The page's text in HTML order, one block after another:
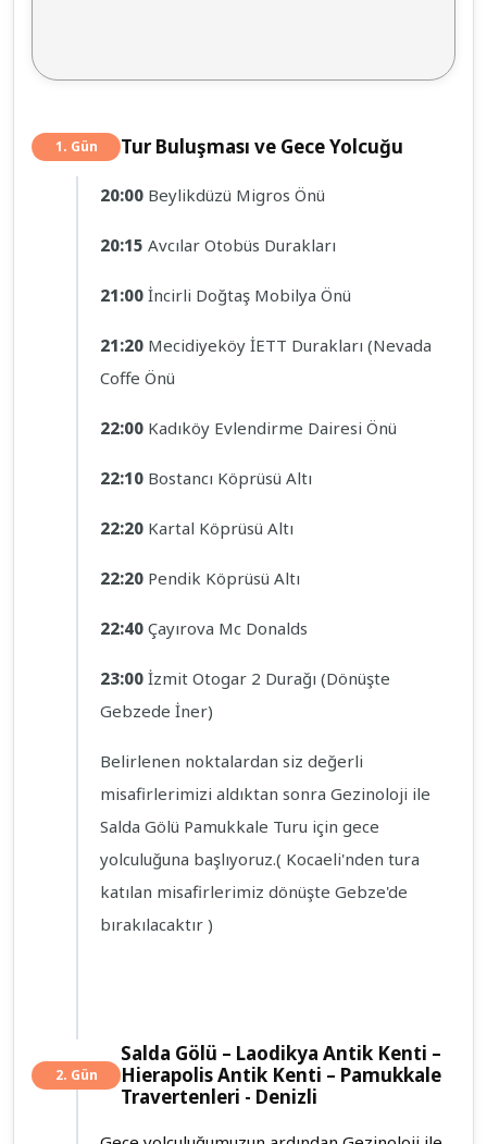
1. Gün Tur Buluşması ve Gece Yolcuğu
20:00 Beylikdüzü Migros Önü
20:15 Avcılar Otobüs Durakları
21:00 İncirli Doğtaş Mobilya Önü
21:20 Mecidiyeköy İETT Durakları (Nevada
Coffe Önü
22:00 Kadıköy Evlendirme Dairesi Önü
22:10 Bostancı Köprüsü Altı
22:20 Kartal Köprüsü Altı
22:20 Pendik Köprüsü Altı
22:40 Çayırova Mc Donalds
23:00 İzmit Otogar 2 Durağı (Dönüşte
Gebzede İner)
Belirlenen noktalardan siz değerli
misafirlerimizi aldıktan sonra Gezinoloji ile
Salda Gölü Pamukkale Turu için gece
yolculuğuna başlıyoruz.( Kocaeli'nden tura
katılan misafirlerimiz dönüşte Gebze'de
bırakılacaktır )
2. Gün
Salda Gölü – Laodikya Antik Kenti –
Hierapolis Antik Kenti – Pamukkale
Travertenleri - Denizli